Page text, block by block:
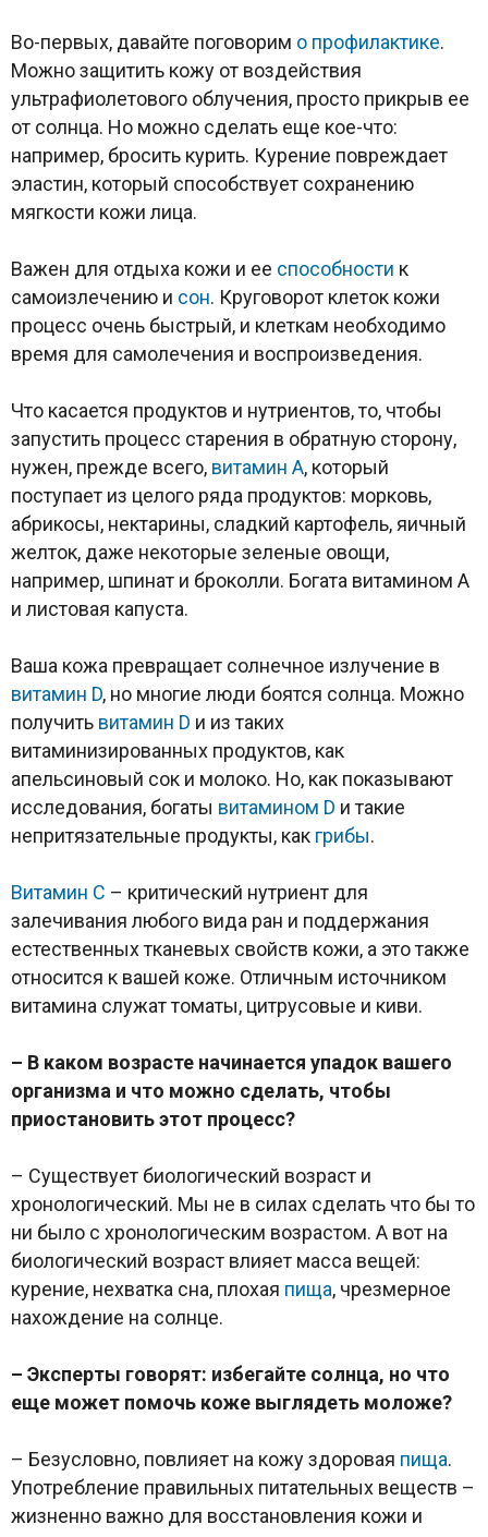
Во-первых, давайте поговорим о профилактике.
Можно защитить кожу от воздействия
ультрафиолетового облучения, просто прикрыв ее
от солнца. Но можно сделать еще кое-что:
например, бросить курить. Курение повреждает
эластин, который способствует сохранению
мягкости кожи лица.
Важен для отдыха кожи и ее способности к
самоизлечению и сон. Круговорот клеток кожи
процесс очень быстрый, и клеткам необходимо
время для самолечения и воспроизведения.
Что касается продуктов и нутриентов, то, чтобы
запустить процесс старения в обратную сторону,
нужен, прежде всего, витамин A, который
поступает из целого ряда продуктов: морковь,
абрикосы, нектарины, сладкий картофель, яичный
желток, даже некоторые зеленые овощи,
например, шпинат и броколли. Богата витамином A
и листовая капуста.
Ваша кожа превращает солнечное излучение в
витамин D, но многие люди боятся солнца. Можно
получить витамин D и из таких
витаминизированных продуктов, как
апельсиновый сок и молоко. Но, как показывают
исследования, богаты витамином D и такие
непритязательные продукты, как грибы.
Витамин C – критический нутриент для
залечивания любого вида ран и поддержания
естественных тканевых свойств кожи, а это также
относится к вашей коже. Отличным источником
витамина служат томаты, цитрусовые и киви.
– В каком возрасте начинается упадок вашего
организма и что можно сделать, чтобы
приостановить этот процесс?
– Существует биологический возраст и
хронологический. Мы не в силах сделать что бы то
ни было с хронологическим возрастом. А вот на
биологический возраст влияет масса вещей:
курение, нехватка сна, плохая пища, чрезмерное
нахождение на солнце.
– Эксперты говорят: избегайте солнца, но что
еще может помочь коже выглядеть моложе?
– Безусловно, повлияет на кожу здоровая пища.
Употребление правильных питательных веществ –
жизненно важно для восстановления кожи и